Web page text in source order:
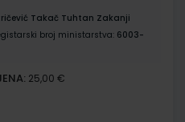
Takač Tuhtan Zakanji
broj ministarstva: 6003-
25,00 €